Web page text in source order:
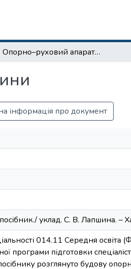
Опорно–руховий апарат людини
інформація про документ
уклад. С. В. Лапшина. –
014.11 Середня освіта
програми підготовки
розглянуто будову